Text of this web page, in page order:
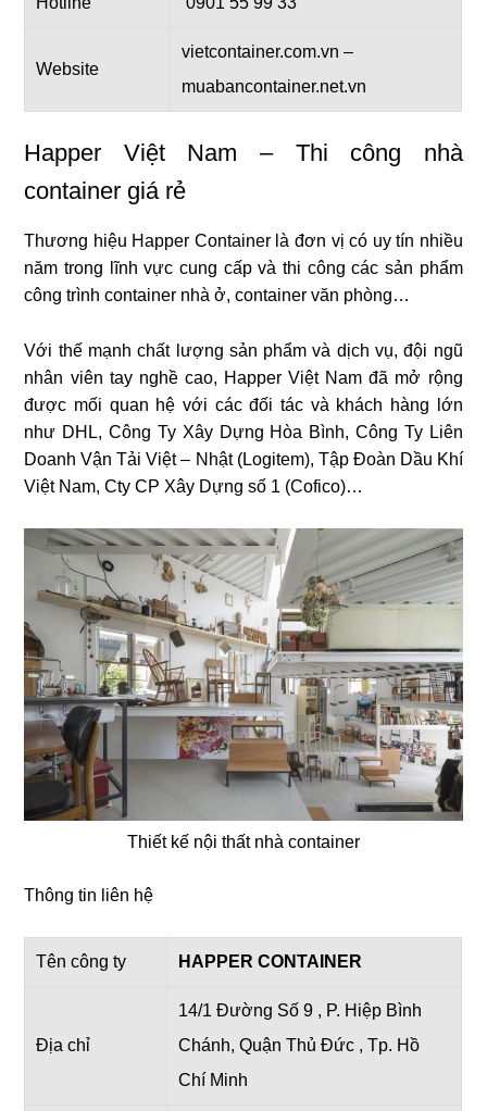
Website
vietcontainer.com.vn –
muabancontainer.net.vn
Happer Việt Nam – Thi công nhà
container giá rẻ
Thương hiệu Happer Container là đơn vị có uy tín nhiều
năm trong lĩnh vực cung cấp và thi công các sản phẩm
công trình container nhà ở, container văn phòng…
Với thế mạnh chất lượng sản phẩm và dịch vụ, đội ngũ
nhân viên tay nghề cao, Happer Việt Nam đã mở rộng
được mối quan hệ với các đối tác và khách hàng lớn
như DHL, Công Ty Xây Dựng Hòa Bình, Công Ty Liên
Doanh Vận Tải Việt – Nhật (Logitem), Tập Đoàn Dầu Khí
Việt Nam, Cty CP Xây Dựng số 1 (Cofico)…
Thiết kế nội thất nhà container
Thông tin liên hệ
Tên công ty HAPPER CONTAINER
Địa chỉ
14/1 Đường Số 9 , P. Hiệp Bình
Chánh, Quận Thủ Đức , Tp. Hồ
Chí Minh